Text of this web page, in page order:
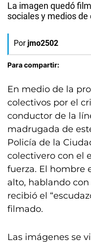
La imagen quedó
sociales y medios
Por jmo2502
Para compartir:
En medio de la
colectivos por el
conductor de la
madrugada de
Policía de la
colectivero con el
fuerza. El hombre
alto, hablando
recibió el
filmado.
Las imágenes se